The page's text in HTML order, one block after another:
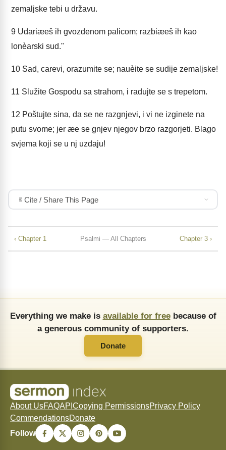
zemaljske tebi u državu.
9 Udariæeš ih gvozdenom palicom; razbiæeš ih kao
lonèarski sud."
10 Sad, carevi, orazumite se; nauèite se sudije zemaljske!
11 Služite Gospodu sa strahom, i radujte se s trepetom.
12 Poštujte sina, da se ne razgnjevi, i vi ne izginete na
putu svome; jer æe se gnjev njegov brzo razgorjeti. Blago
svjema koji se u nj uzdaju!
Cite / Share This Page
‹ Chapter 1 Psalmi — All Chapters Chapter 3 ›
Everything we make is available for freebecause of
a generous community of supporters.
Donate
About UsFAQAPI Copying PermissionsPrivacy Policy
CommendationsDonate
Follow